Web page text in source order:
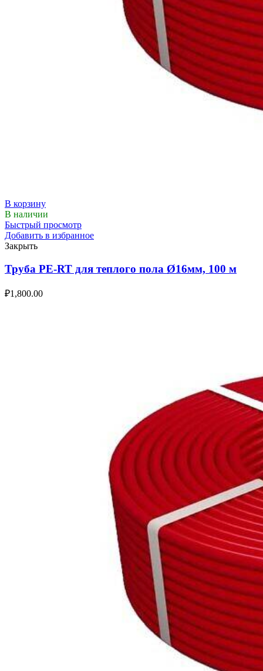
В корзину
В наличии
Быстрый просмотр
Добавить в избранное
Закрыть
Труба PE-RT для теплого пола Ø16мм, 100 м
₽1,800.00